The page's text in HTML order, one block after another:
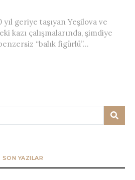
geriye taşıyan Yeşilova ve
kazı çalışmalarında, şimdiye
“balık figürlü”...
SON YAZILAR